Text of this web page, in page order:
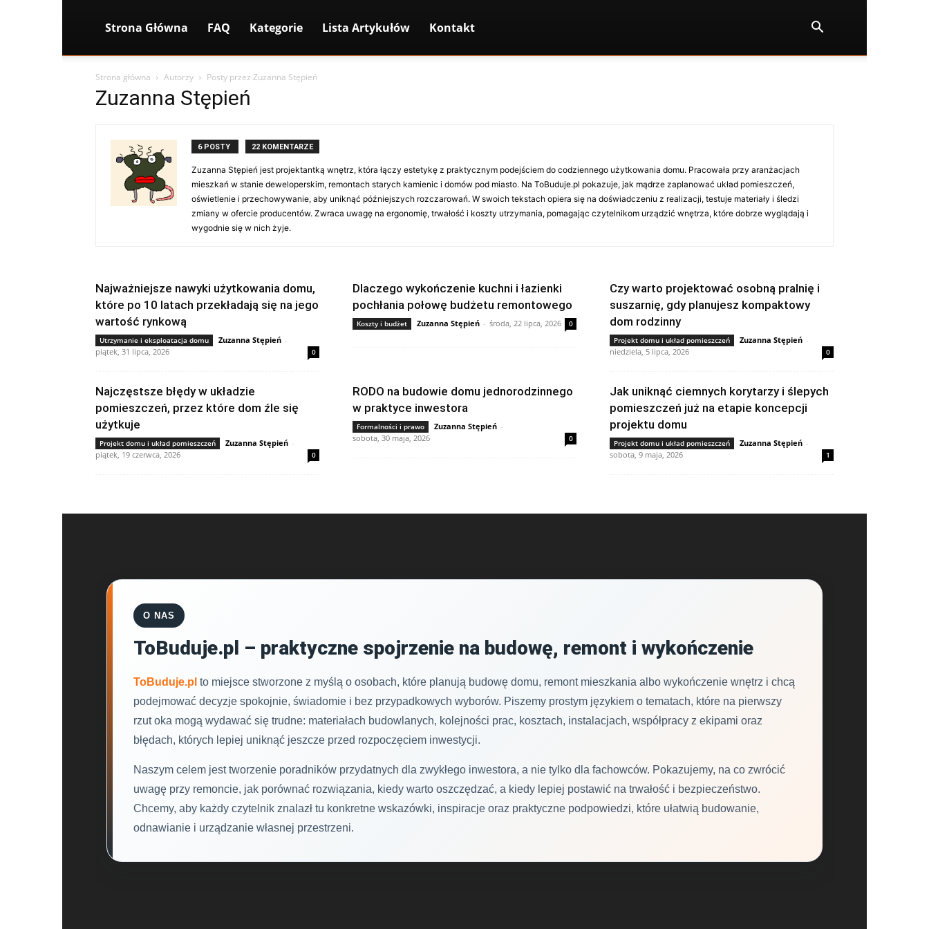
Strona Główna FAQ Kategorie Lista Artykułów Kontakt
Strona główna Autorzy Posty przez Zuzanna Stępień
Zuzanna Stępień
6 POSTY 22 KOMENTARZE
Zuzanna Stępień jest projektantką wnętrz, która łączy estetykę z praktycznym podejściem do codziennego użytkowania domu. Pracowała przy aranżacjach
mieszkań w stanie deweloperskim, remontach starych kamienic i domów pod miasto. Na ToBuduje.pl pokazuje, jak mądrze zaplanować układ pomieszczeń,
oświetlenie i przechowywanie, aby uniknąć późniejszych rozczarowań. W swoich tekstach opiera się na doświadczeniu z realizacji, testuje materiały i śledzi
zmiany w ofercie producentów. Zwraca uwagę na ergonomię, trwałość i koszty utrzymania, pomagając czytelnikom urządzić wnętrza, które dobrze wyglądają i
wygodnie się w nich żyje.
Najważniejsze nawyki użytkowania domu,
które po 10 latach przekładają się na jego
wartość rynkową
Utrzymanie i eksploatacja domu Zuzanna Stępień -
piątek, 31 lipca, 2026
0
Dlaczego wykończenie kuchni i łazienki
pochłania połowę budżetu remontowego
Koszty i budżet Zuzanna Stępień - środa, 22 lipca, 2026 0
Czy warto projektować osobną pralnię i
suszarnię, gdy planujesz kompaktowy
dom rodzinny
Projekt domu i układ pomieszczeń Zuzanna Stępień -
niedziela, 5 lipca, 2026
0
Najczęstsze błędy w układzie
pomieszczeń, przez które dom źle się
użytkuje
Projekt domu i układ pomieszczeń Zuzanna Stępień -
piątek, 19 czerwca, 2026
0
RODO na budowie domu jednorodzinnego
w praktyce inwestora
Formalności i prawo Zuzanna Stępień -
sobota, 30 maja, 2026
0
Jak uniknąć ciemnych korytarzy i ślepych
pomieszczeń już na etapie koncepcji
projektu domu
Projekt domu i układ pomieszczeń Zuzanna Stępień -
sobota, 9 maja, 2026
1
O NAS
ToBuduje.pl – praktyczne spojrzenie na budowę, remont i wykończenie
ToBuduje.pl to miejsce stworzone z myślą o osobach, które planują budowę domu, remont mieszkania albo wykończenie wnętrz i chcą
podejmować decyzje spokojnie, świadomie i bez przypadkowych wyborów. Piszemy prostym językiem o tematach, które na pierwszy
rzut oka mogą wydawać się trudne: materiałach budowlanych, kolejności prac, kosztach, instalacjach, współpracy z ekipami oraz
błędach, których lepiej uniknąć jeszcze przed rozpoczęciem inwestycji.
Naszym celem jest tworzenie poradników przydatnych dla zwykłego inwestora, a nie tylko dla fachowców. Pokazujemy, na co zwrócić
uwagę przy remoncie, jak porównać rozwiązania, kiedy warto oszczędzać, a kiedy lepiej postawić na trwałość i bezpieczeństwo.
Chcemy, aby każdy czytelnik znalazł tu konkretne wskazówki, inspiracje oraz praktyczne podpowiedzi, które ułatwią budowanie,
odnawianie i urządzanie własnej przestrzeni.